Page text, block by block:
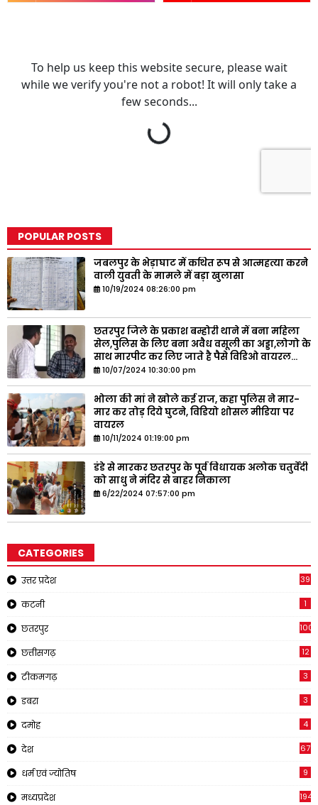
POPULAR POSTS
जबलपुर के भेड़ाघाट में कथित रूप से आत्महत्या करने
वाली युवती के मामले में बड़ा खुलासा
10/19/2024 08:26:00 pm
छतरपुर जिले के प्रकाश बम्होरी थाने में बना महिला
सेल,पुलिस के लिए बना अवैध वसूली का अड्डा,लोगो के
साथ मारपीट कर लिए जाते है पैसे विडिओ वायरल...
10/07/2024 10:30:00 pm
भोला की मां ने खोले कई राज, कहा पुलिस ने मार-
मार कर तोड़ दिये घुटने, विडियो शोसल मीडिया पर
वायरल
10/11/2024 01:19:00 pm
डंडे से मारकर छतरपुर के पूर्व विधायक अलोक चतुर्वेदी
को साधु ने मंदिर से बाहर निकाला
6/22/2024 07:57:00 pm
CATEGORIES
उत्तर प्रदेश 39
कटनी 1
छतरपुर 1001
छत्तीसगढ़ 12
टीकमगढ़ 3
डबरा 3
दमोह 4
देश 67
धर्म एवं ज्योतिष 9
मध्यप्रदेश 194